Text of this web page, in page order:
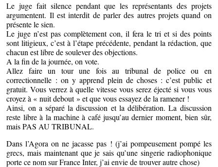
Le juge fait silence pendant que les représentants des projets
argumentent. Il est interdit de parler des autres projets quand on
présente le sien.
Le juge n’est pas complètement con, il fera le tri et si des points
sont litigieux, c’est à l’étape précédente, pendant la rédaction, que
chacun est libre de soulever des objections.
A la fin de la journée, on vote.
Allez faire un tour une fois au tribunal de police ou en
correctionnelle : on y apprend plein de choses : c’est public et
gratuit. Vous verrez à quelle vitesse vous serez éjecté si vous vous
croyez à « nuit debout » et que vous essayez de la ramener !
Ainsi, on a séparé la discussion et la délibération. La discussion
reste libre à la machine à café jusqu’au dernier moment, bien sûr,
mais PAS AU TRIBUNAL.
Dans l’Agora on ne jacasse pas ! (j’ai pompeusement pompé les
grecs, mais maintenant que je sais qu’une singerie radiophonique
porte ce nom sur France Inter, j’ai envie de trouver autre chose)